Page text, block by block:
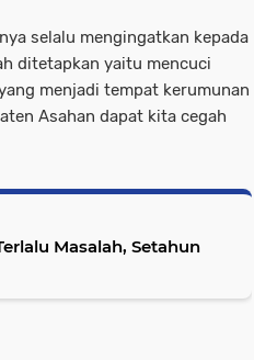
selalu mengingatkan kepada
ditetapkan yaitu mencuci
menjadi tempat kerumunan
Asahan dapat kita cegah
Masalah, Setahun